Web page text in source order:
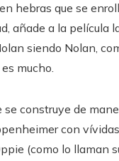
hebras que se
añade a la película
siendo Nolan,
mucho.
se construye de
con
(como lo llaman